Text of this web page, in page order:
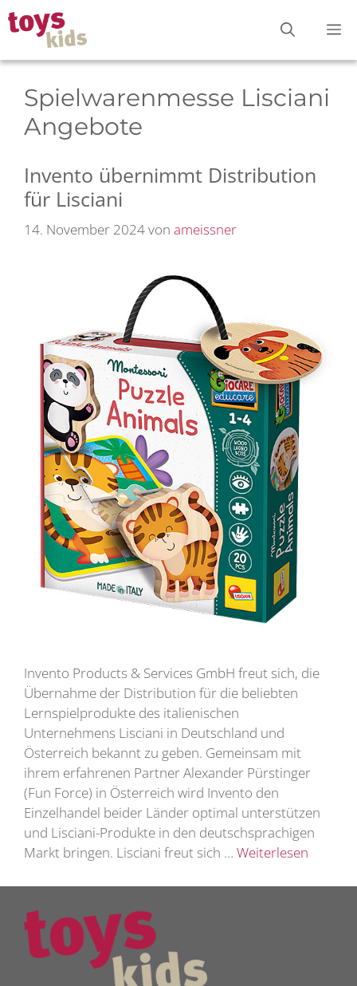
Zum
Inhalt
springen
Spielwarenmesse Lisciani
Angebote
Invento übernimmt Distribution
für Lisciani
14. November 2024von ameissner
Invento Products & Services GmbH freut sich, die
Übernahme der Distribution für die beliebten
Lernspielprodukte des italienischen
Unternehmens Lisciani in Deutschland und
Österreich bekannt zu geben. Gemeinsam mit
ihrem erfahrenen Partner Alexander Pürstinger
(Fun Force) in Österreich wird Invento den
Einzelhandel beider Länder optimal unterstützen
und Lisciani-Produkte in den deutschsprachigen
Markt bringen. Lisciani freut sich … Weiterlesen